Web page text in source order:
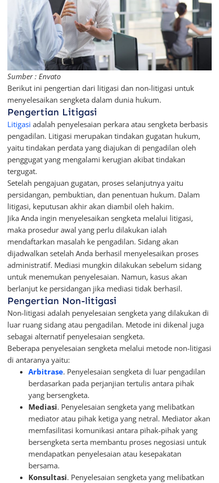
Sumber : Envato
Berikut ini pengertian dari litigasi dan non-litigasi untuk
menyelesaikan sengketa dalam dunia hukum.
Pengertian Litigasi
Litigasi adalah penyelesaian perkara atau sengketa berbasis
pengadilan. Litigasi merupakan tindakan gugatan hukum,
yaitu tindakan perdata yang diajukan di pengadilan oleh
penggugat yang mengalami kerugian akibat tindakan
tergugat.
Setelah pengajuan gugatan, proses selanjutnya yaitu
persidangan, pembuktian, dan penentuan hukum. Dalam
litigasi, keputusan akhir akan diambil oleh hakim.
Jika Anda ingin menyelesaikan sengketa melalui litigasi,
maka prosedur awal yang perlu dilakukan ialah
mendaftarkan masalah ke pengadilan. Sidang akan
dijadwalkan setelah Anda berhasil menyelesaikan proses
administratif. Mediasi mungkin dilakukan sebelum sidang
untuk menemukan penyelesaian. Namun, kasus akan
berlanjut ke persidangan jika mediasi tidak berhasil.
Pengertian Non-litigasi
Non-litigasi adalah penyelesaian sengketa yang dilakukan di
luar ruang sidang atau pengadilan. Metode ini dikenal juga
sebagai alternatif penyelesaian sengketa.
Beberapa penyelesaian sengketa melalui metode non-litigasi
di antaranya yaitu:
Arbitrase. Penyelesaian sengketa di luar pengadilan
berdasarkan pada perjanjian tertulis antara pihak
yang bersengketa.
Mediasi. Penyelesaian sengketa yang melibatkan
mediator atau pihak ketiga yang netral. Mediator akan
memfasilitasi komunikasi antara pihak-pihak yang
bersengketa serta membantu proses negosiasi untuk
mendapatkan penyelesaian atau kesepakatan
bersama.
Konsultasi. Penyelesaian sengketa yang melibatkan